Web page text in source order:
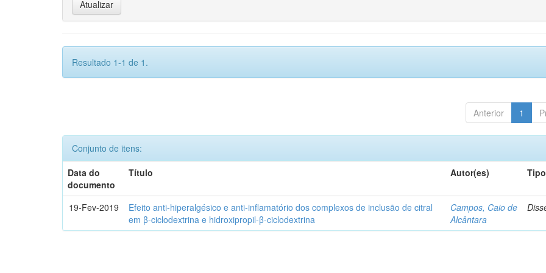
Resultado 1-1 de 1.
Anterior 1
Conjunto de itens:
Data do
documento
Título Autor(es) Tipo
19-Fev-2019
Efeito anti-hiperalgésico e anti-inflamatório dos complexos de inclusão de citral
em β-ciclodextrina e hidroxipropil-β-ciclodextrina
Campos, Caio de
Alcântara